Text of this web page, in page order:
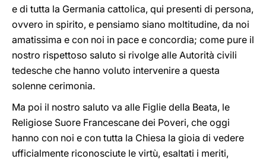
e di tutta la Germania cattolica, qui presenti di persona,
ovvero in spirito, e pensiamo siano moltitudine, da noi
amatissima e con noi in pace e concordia; come pure il
nostro rispettoso saluto si rivolge alle Autorità civili
tedesche che hanno voluto intervenire a questa
solenne cerimonia.
Ma poi il nostro saluto va alle Figlie della Beata, le
Religiose Suore Francescane dei Poveri, che oggi
hanno con noi e con tutta la Chiesa la gioia di vedere
ufficialmente riconosciute le virtù, esaltati i meriti,